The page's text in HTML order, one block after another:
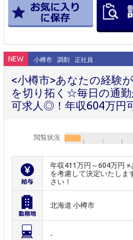
NEW 小樽市 調剤 正社員
<小樽市>あなたの経験
を切り拓く☆毎日の通
可求人◎！年収604万円
閲覧状況
年収411万円～604万円
を考慮して決定いたしま
さい！
北海道 小樽市
-